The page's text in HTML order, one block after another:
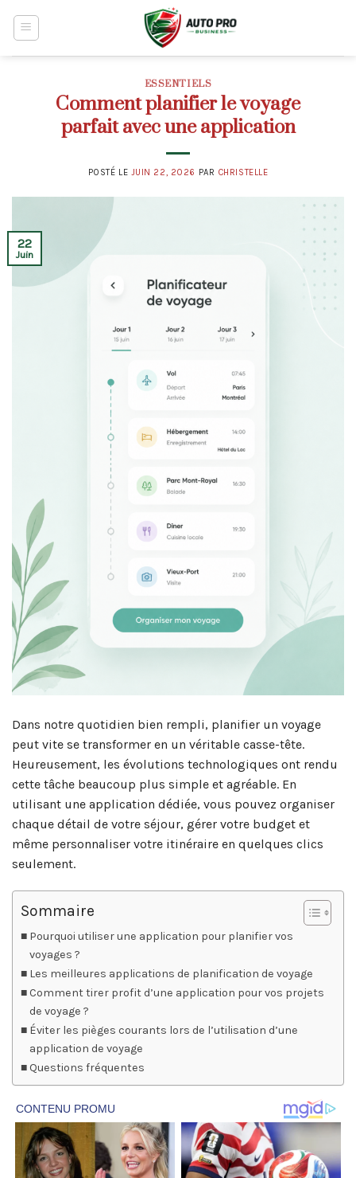
ESSENTIELS
Comment planifier le voyage
parfait avec une application
POSTÉ LE JUIN 22, 2026 PAR CHRISTELLE
22
Juin
Dans notre quotidien bien rempli, planifier un voyage
peut vite se transformer en un véritable casse-tête.
Heureusement, les évolutions technologiques ont rendu
cette tâche beaucoup plus simple et agréable. En
utilisant une application dédiée, vous pouvez organiser
chaque détail de votre séjour, gérer votre budget et
même personnaliser votre itinéraire en quelques clics
seulement.
Sommaire
Pourquoi utiliser une application pour planifier vos
voyages ?
Les meilleures applications de planification de voyage
Comment tirer profit d’une application pour vos projets
de voyage ?
Éviter les pièges courants lors de l’utilisation d’une
application de voyage
Questions fréquentes